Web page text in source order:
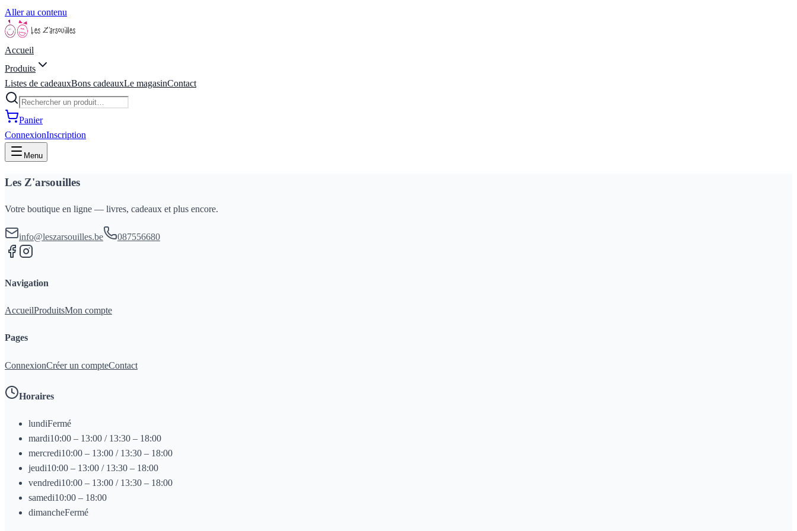
Aller au contenu
Accueil
Produits
Listes de cadeauxBons cadeauxLe magasinContact
Panier
ConnexionInscription
Menu
Les Z'arsouilles
Votre boutique en ligne — livres, cadeaux et plus encore.
info@leszarsouilles.be 087556680
Navigation
AccueilProduitsMon compte
Pages
ConnexionCréer un compteContact
Horaires
lundiFermé
mardi10:00 – 13:00 / 13:30 – 18:00
mercredi10:00 – 13:00 / 13:30 – 18:00
jeudi10:00 – 13:00 / 13:30 – 18:00
vendredi10:00 – 13:00 / 13:30 – 18:00
samedi10:00 – 18:00
dimancheFermé